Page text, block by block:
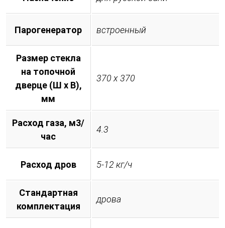
Парогенератор встроенный
Размер стекла
на топочной
дверце (Ш х В),
мм
370 х 370
Расход газа, м3/
час
4.3
Расход дров 5-12 кг/ч
Стандартная
комплектация
дрова